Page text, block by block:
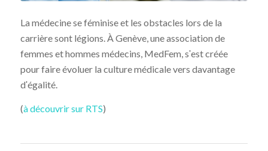
La médecine se féminise et les obstacles lors de la
carrière sont légions. À Genève, une association de
femmes et hommes médecins, MedFem, sʹest créée
pour faire évoluer la culture médicale vers davantage
dʹégalité.
(à découvrir sur RTS)